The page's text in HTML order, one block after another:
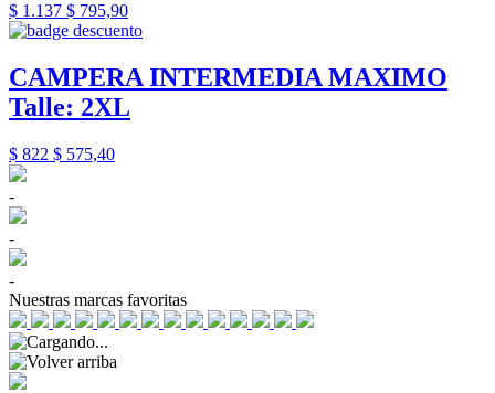
$ 1.137 $ 795,90
CAMPERA INTERMEDIA MAXIMO
Talle: 2XL
$ 822 $ 575,40
-
-
-
Nuestras marcas favoritas